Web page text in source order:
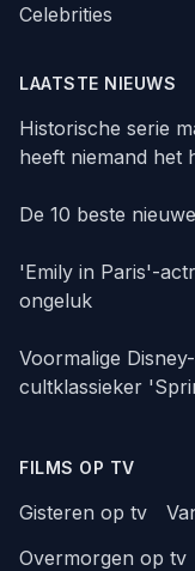
Celebrities
LAATSTE NIEUWS
Historische serie
heeft niemand het
De 10 beste
'Emily in Paris'-
ongeluk
Voormalige
cultklassieker
FILMS OP TV
Gisteren op tv
Overmorgen op tv